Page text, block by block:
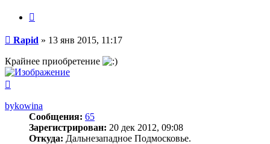
Сообщение
Rapid » 13 янв 2015, 11:17
Крайнее приобретение
началу
bykowina
Сообщения: 65
Зарегистрирован: 20 дек 2012, 09:08
Откуда: Дальнезападное Подмосковье.